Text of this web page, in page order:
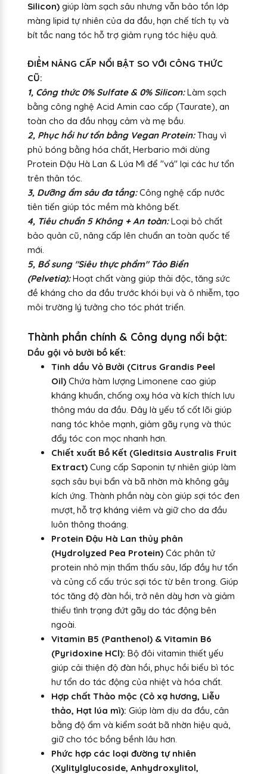
Silicon) giúp làm sạch sâu nhưng vẫn bảo tồn lớp
màng lipid tự nhiên của da đầu, hạn chế tích tụ và
bít tắc nang tóc hỗ trợ giảm rụng tóc hiệu quả.
ĐIỂM NÂNG CẤP NỔI BẬT SO VỚI CÔNG THỨC
CŨ:
1, Công thức 0% Sulfate & 0% Silicon:Làm sạch
bằng công nghệ Acid Amin cao cấp (Taurate), an
toàn cho da đầu nhạy cảm và mẹ bầu.
2, Phục hồi hư tổn bằng Vegan Protein:Thay vì
phủ bóng bằng hóa chất, Herbario mới dùng
Protein Đậu Hà Lan & Lúa Mì để "vá" lại các hư tổn
trên thân tóc.
3, Dưỡng ẩm sâu đa tầng:Công nghệ cấp nước
tiên tiến giúp tóc mềm mà không bết.
4, Tiêu chuẩn 5 Không + An toàn:Loại bỏ chất
bảo quản cũ, nâng cấp lên chuẩn an toàn quốc tế
mới.
5, Bổ sung "Siêu thực phẩm" Tảo Biển
(Pelvetia):Hoạt chất vàng giúp thải độc, tăng sức
đề kháng cho da đầu trước khói bụi và ô nhiễm, tạo
môi trường lý tưởng cho tóc phát triển.
Thành phần chính & Công dụng nổi bật:
Dầu gội vỏ bưởi bồ kết:
Tinh dầu Vỏ Bưởi (Citrus Grandis Peel
Oil) Chứa hàm lượng Limonene cao giúp
kháng khuẩn, chống oxy hóa và kích thích lưu
thông máu da đầu. Đây là yếu tố cốt lõi giúp
nang tóc khỏe mạnh, giảm gãy rụng và thúc
đẩy tóc con mọc nhanh hơn.
Chiết xuất Bồ Kết (Gleditsia Australis Fruit
Extract) Cung cấp Saponin tự nhiên giúp làm
sạch sâu bụi bẩn và bã nhờn mà không gây
kích ứng. Thành phần này còn giúp sợi tóc đen
mượt, hỗ trợ kháng viêm và giữ cho da đầu
luôn thông thoáng.
Protein Đậu Hà Lan thủy phân
(Hydrolyzed Pea Protein) Các phân tử
protein nhỏ mịn thẩm thấu sâu, lấp đầy hư tổn
và củng cố cấu trúc sợi tóc từ bên trong. Giúp
tóc tăng độ đàn hồi, trở nên dày hơn và giảm
thiểu tình trạng đứt gãy do tác động bên
ngoài.
Vitamin B5 (Panthenol) & Vitamin B6
(Pyridoxine HCl): Bộ đôi vitamin thiết yếu
giúp cải thiện độ đàn hồi, phục hồi biểu bì tóc
hư tổn do tác động của nhiệt và hóa chất.
Hợp chất Thảo mộc (Cỏ xạ hương, Liễu
thảo, Hạt lúa mì): Giúp làm dịu da đầu, cân
bằng độ ẩm và kiểm soát bã nhờn hiệu quả,
giữ cho tóc bồng bềnh lâu hơn.
Phức hợp các loại đường tự nhiên
(Xylitylglucoside, Anhydroxylitol,